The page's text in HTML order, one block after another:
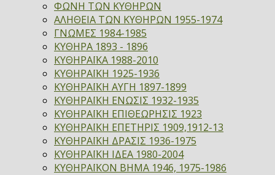
ΦΩΝΗ ΤΩΝ ΚΥΘΗΡΩΝ
ΑΛΗΘΕΙΑ ΤΩΝ ΚΥΘΗΡΩΝ 1955-1974
ΓΝΩΜΕΣ 1984-1985
ΚΥΘΗΡΑ 1893 - 1896
ΚΥΘΗΡΑΪΚΑ 1988-2010
ΚΥΘΗΡΑΪΚΗ 1925-1936
ΚΥΘΗΡΑΪΚΗ ΑΥΓΗ 1897-1899
ΚΥΘΗΡΑΪΚΗ ΕΝΩΣΙΣ 1932-1935
ΚΥΘΗΡΑΪΚΗ ΕΠΙΘΕΩΡΗΣΙΣ 1923
ΚΥΘΗΡΑΪΚΗ ΕΠΕΤΗΡΙΣ 1909,1912-13
ΚΥΘΗΡΑΪΚΗ ΔΡΑΣΙΣ 1936-1975
ΚΥΘΗΡΑΪΚΗ ΙΔΕΑ 1980-2004
ΚΥΘΗΡΑΪΚΟΝ ΒΗΜΑ 1946, 1975-1986